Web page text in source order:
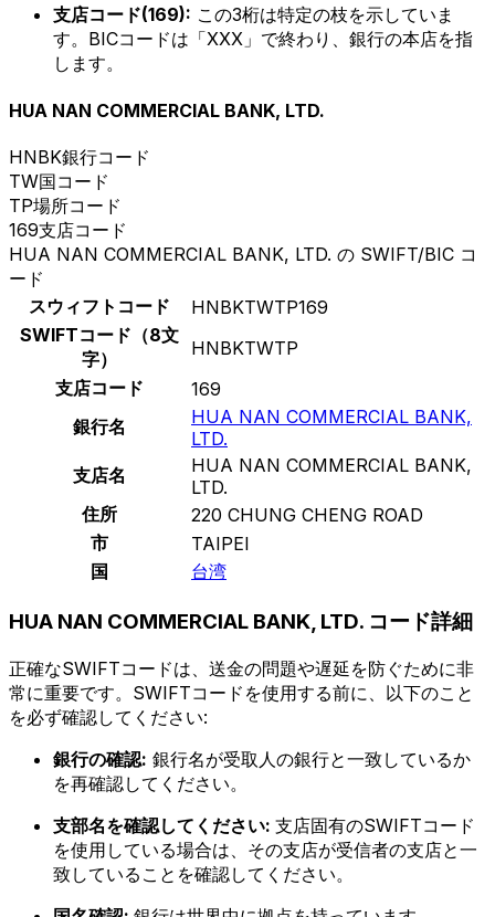
支店コード(169): この3桁は特定の枝を示していま
す。BICコードは「XXX」で終わり、銀行の本店を指
します。
HUA NAN COMMERCIAL BANK, LTD.
HNBK銀行コード
TW国コード
TP場所コード
169支店コード
HUA NAN COMMERCIAL BANK, LTD. の SWIFT/BIC コ
ード
スウィフトコード
HNBKTWTP169
SWIFTコード（8文
字）
HNBKTWTP
支店コード
169
銀行名
HUA NAN COMMERCIAL BANK,
LTD.
支店名
HUA NAN COMMERCIAL BANK,
LTD.
住所
220 CHUNG CHENG ROAD
市
TAIPEI
国
台湾
HUA NAN COMMERCIAL BANK, LTD. コード詳細
正確なSWIFTコードは、送金の問題や遅延を防ぐために非
常に重要です。SWIFTコードを使用する前に、以下のこと
を必ず確認してください:
銀行の確認: 銀行名が受取人の銀行と一致しているか
を再確認してください。
支部名を確認してください: 支店固有のSWIFTコード
を使用している場合は、その支店が受信者の支店と一
致していることを確認してください。